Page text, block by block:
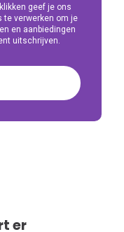
geef je ons
te verwerken om je
en aanbiedingen
uitschrijven.
er